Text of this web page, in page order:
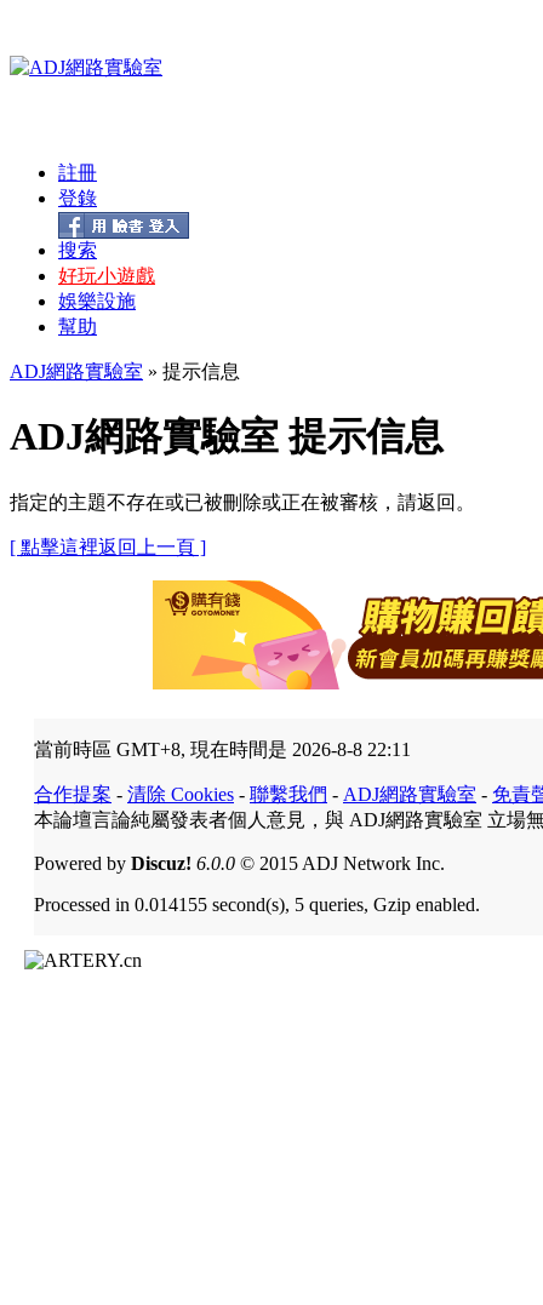
註冊
登錄
搜索
好玩小遊戲
娛樂設施
幫助
ADJ網路實驗室 » 提示信息
ADJ網路實驗室 提示信息
指定的主題不存在或已被刪除或正在被審核，請返回。
[ 點擊這裡返回上一頁 ]
當前時區 GMT+8, 現在時間是 2026-8-8 22:11
合作提案 - 清除 Cookies - 聯繫我們 - ADJ網路實驗室 - 免責
本論壇言論純屬發表者個人意見，與 ADJ網路實驗室 立場
Powered by Discuz! 6.0.0 © 2015 ADJ Network Inc.
Processed in 0.014155 second(s), 5 queries, Gzip enabled.